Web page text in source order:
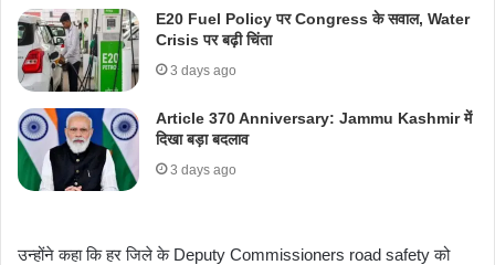
E20 Fuel Policy पर Congress के सवाल, Water
Crisis पर बढ़ी चिंता
3 days ago
Article 370 Anniversary: Jammu Kashmir में
दिखा बड़ा बदलाव
3 days ago
उन्होंने कहा कि हर जिले के Deputy Commissioners road safety को